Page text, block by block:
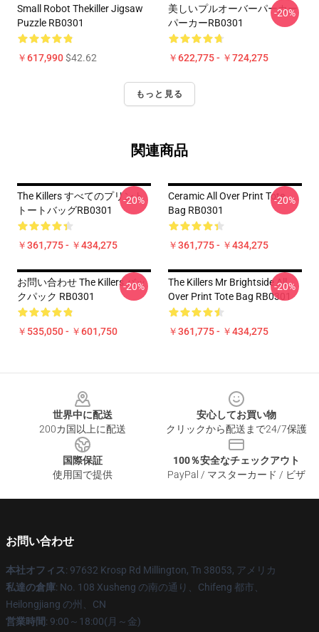
Small Robot Thekiller Jigsaw
Puzzle RB0301
￥617,990$42.62
美しいプルオーバーパーカー
パーカーRB0301
￥622,775 - ￥724,275
-20%
もっと見る
関連商品
The Killers すべてのプリント
トートバッグRB0301
￥361,775 - ￥434,275
-20%
Ceramic All Over Print Tote
Bag RB0301
￥361,775 - ￥434,275
-20%
お問い合わせ The Killers バッ
クパック RB0301
￥535,050 - ￥601,750
-20%
The Killers Mr Brightside All
Over Print Tote Bag RB0301
￥361,775 - ￥434,275
-20%
世界中に配送
200カ国以上に配送
安心してお買い物
クリックから配送まで24/7保護
国際保証
使用国で提供
100％安全なチェックアウト
PayPal / マスターカード / ビザ
お問い合わせ
本社オフィス: 97632 Krosp Rd Millington, Tn 38053, アメリカ
私達の倉庫: No. 108 Xusheng の南の通り、Chifeng 都市、
Heilongjiang の州、CN
営業時間: 9:00～18:00(月～金)